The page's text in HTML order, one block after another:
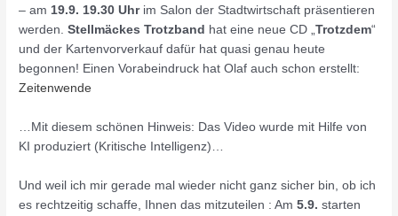
– am 19.9. 19.30 Uhrim Salon der Stadtwirtschaft präsentieren
werden.Stellmäckes Trotzband hat eine neue CD „Trotzdem“
und der Kartenvorverkauf dafür hat quasi genau heute
begonnen! Einen Vorabeindruck hat Olaf auch schon erstellt:
Zeitenwende
…Mit diesem schönen Hinweis: Das Video wurde mit Hilfe von
KI produziert (Kritische Intelligenz)…
Und weil ich mir gerade mal wieder nicht ganz sicher bin, ob ich
es rechtzeitig schaffe, Ihnen das mitzuteilen : Am5.9. starten